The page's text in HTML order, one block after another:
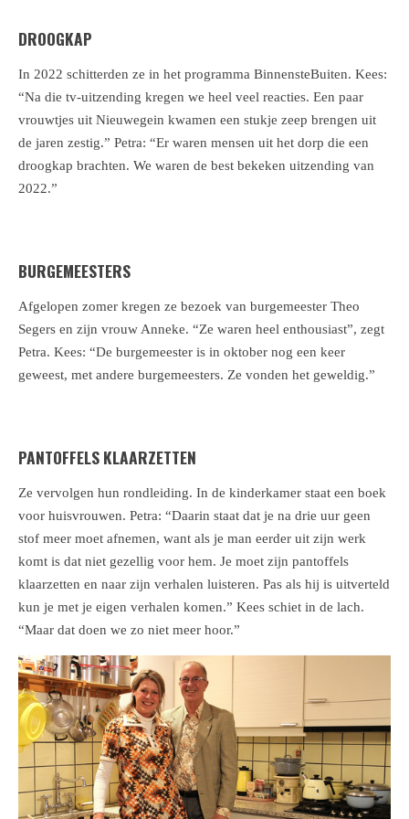
DROOGKAP
In 2022 schitterden ze in het programma BinnensteBuiten. Kees:
“Na die tv-uitzending kregen we heel veel reacties. Een paar
vrouwtjes uit Nieuwegein kwamen een stukje zeep brengen uit
de jaren zestig.” Petra: “Er waren mensen uit het dorp die een
droogkap brachten. We waren de best bekeken uitzending van
2022.”
BURGEMEESTERS
Afgelopen zomer kregen ze bezoek van burgemeester Theo
Segers en zijn vrouw Anneke. “Ze waren heel enthousiast”, zegt
Petra. Kees: “De burgemeester is in oktober nog een keer
geweest, met andere burgemeesters. Ze vonden het geweldig.”
PANTOFFELS KLAARZETTEN
Ze vervolgen hun rondleiding. In de kinderkamer staat een boek
voor huisvrouwen. Petra: “Daarin staat dat je na drie uur geen
stof meer moet afnemen, want als je man eerder uit zijn werk
komt is dat niet gezellig voor hem. Je moet zijn pantoffels
klaarzetten en naar zijn verhalen luisteren. Pas als hij is uitverteld
kun je met je eigen verhalen komen.” Kees schiet in de lach.
“Maar dat doen we zo niet meer hoor.”